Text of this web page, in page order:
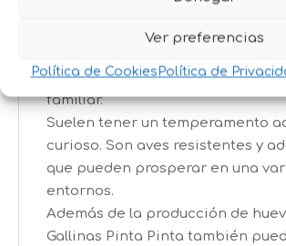
Ver preferencias
Política de Cookies Política de
producción de algunas razas
especializadas en la producción
producción de huevos para
familiar.
Suelen tener un temperamento
curioso. Son aves resistentes y
que pueden prosperar en una
entornos.
Además de la producción de
Gallinas Pinta Pinta también